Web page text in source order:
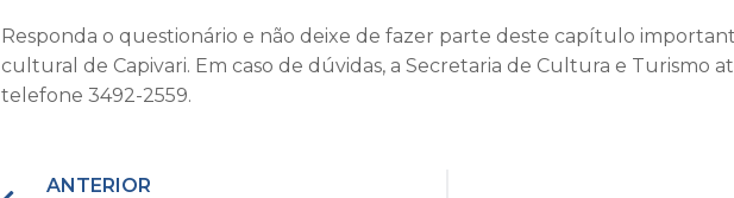
Responda o questionário e não deixe de fazer parte deste capítulo
cultural de Capivari. Em caso de dúvidas, a Secretaria de Cultura e Turismo
telefone 3492-2559.
ANTERIOR